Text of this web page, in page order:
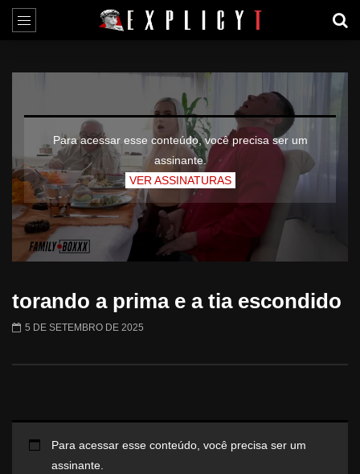
Para acessar esse conteúdo, você precisa ser um
assinante.
VER ASSINATURAS
torando a prima e a tia escondido
5 DE SETEMBRO DE 2025
Para acessar esse conteúdo, você precisa ser um
assinante.